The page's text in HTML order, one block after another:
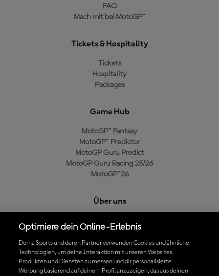
FAQ
Mach mit bei MotoGP™
Tickets & Hospitality
Tickets
Hospitality
Packages
Game Hub
MotoGP™ Fantasy
MotoGP™ Predictor
MotoGP Guru Predict
MotoGP Guru Racing 25/26
MotoGP™26
Über uns
Cookie-Richtlinien
Geschäftsbedingungen
Datenschutzrichtlinien
Kaufrichtlinie
Optimiere dein Online-Erlebnis
Dorna Sports und deren Partner verwenden Cookies und ähnliche
Technologien, um deine Interaktion mit unseren Websites,
Produkten und Diensten zu messen und dir personalisierte
Werbung basierend auf deinem Profil anzuzeigen, das aus deinen